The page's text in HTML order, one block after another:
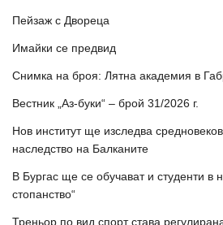
Пейзаж с Двореца
Имайки се предвид
Снимка на броя: Лятна академия в
Вестник „Аз-буки“ – брой 31/2026 г.
Нов институт ще изследва
наследство на Балканите
В Бургас ще се обучават и студенти в
стопанство“
Треньор по вид спорт става